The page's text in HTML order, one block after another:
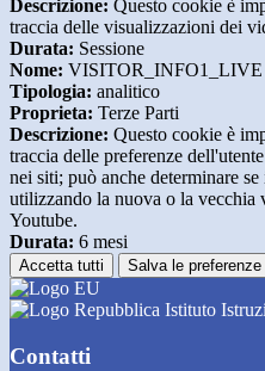
Descrizione: Questo cookie è
traccia delle visualizzazioni dei
Durata: Sessione
Nome: VISITOR_INFO1_LIVE
Tipologia: analitico
Proprieta: Terze Parti
Descrizione: Questo cookie è
traccia delle preferenze
nei siti; può anche determinare
utilizzando la nuova o la vecchia
Youtube.
Durata: 6 mesi
Accetta tutti Salva le preferenze
Istituto
Contatti